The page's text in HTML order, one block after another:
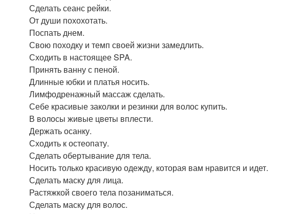
Сделать сеанс рейки.
От души похохотать.
Поспать днем.
Свою походку и темп своей жизни замедлить.
Сходить в настоящее SPA.
Принять ванну с пеной.
Длинные юбки и платья носить.
Лимфодренажный массаж сделать.
Себе красивые заколки и резинки для волос купить.
В волосы живые цветы вплести.
Держать осанку.
Сходить к остеопату.
Сделать обертывание для тела.
Носить только красивую одежду, которая вам нравится и идет.
Сделать маску для лица.
Растяжкой своего тела позаниматься.
Сделать маску для волос.